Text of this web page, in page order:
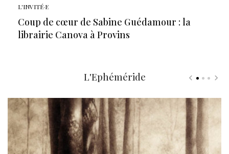
L'INVITÉ·E
Coup de cœur de Sabine Guédamour : la
librairie Canova à Provins
L'Ephéméride